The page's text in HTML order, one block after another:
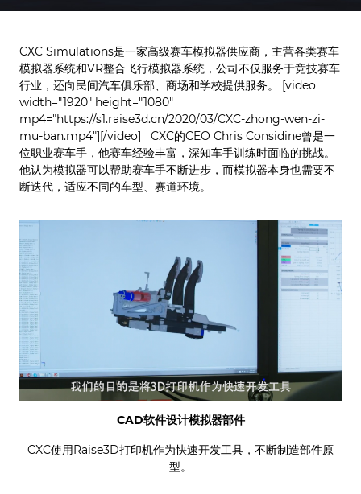
CXC Simulations是一家高级赛车模拟器供应商，主营各类赛车
模拟器系统和VR整合飞行模拟器系统，公司不仅服务于竞技赛车
行业，还向民间汽车俱乐部、商场和学校提供服务。
[video
width="1920" height="1080"
mp4="https://s1.raise3d.cn/2020/03/CXC-zhong-wen-zi-
mu-ban.mp4"][/video] CXC的CEO Chris Considine曾是一
位职业赛车手，他赛车经验丰富，深知车手训练时面临的挑战。
他认为模拟器可以帮助赛车手不断进步，而模拟器本身也需要不
断迭代，适应不同的车型、赛道环境。
CAD软件设计模拟器部件
CXC使用Raise3D打印机作为快速开发工具，不断制造部件原
型。